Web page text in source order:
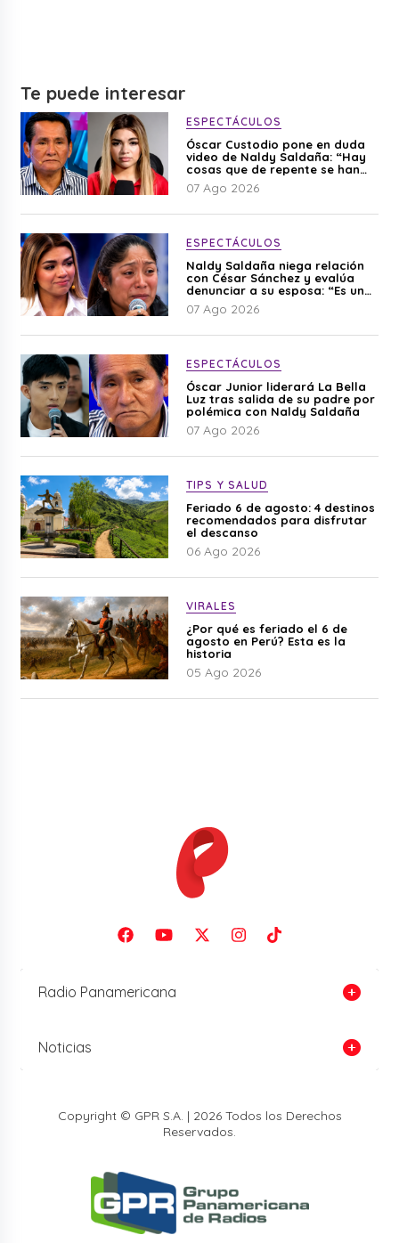
Te puede interesar
ESPECTÁCULOS
Óscar Custodio pone en duda
video de Naldy Saldaña: “Hay
cosas que de repente se han
editado”
07 Ago 2026
ESPECTÁCULOS
Naldy Saldaña niega relación
con César Sánchez y evalúa
denunciar a su esposa: “Es una
difamación”
07 Ago 2026
ESPECTÁCULOS
Óscar Junior liderará La Bella
Luz tras salida de su padre por
polémica con Naldy Saldaña
07 Ago 2026
TIPS Y SALUD
Feriado 6 de agosto: 4 destinos
recomendados para disfrutar
el descanso
06 Ago 2026
VIRALES
¿Por qué es feriado el 6 de
agosto en Perú? Esta es la
historia
05 Ago 2026
Radio Panamericana
Noticias
Copyright © GPR S.A. | 2026 Todos los Derechos
Reservados.